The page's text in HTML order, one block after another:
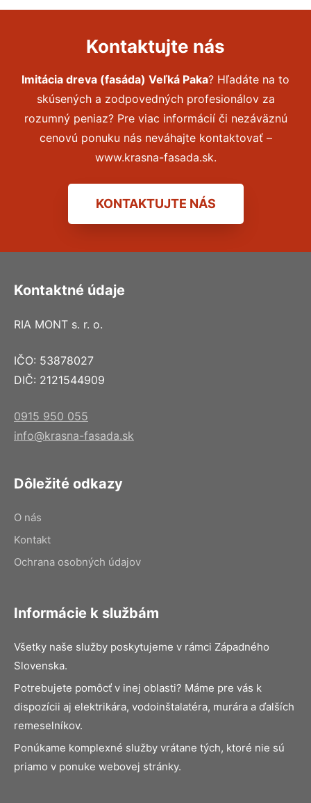
Kontaktujte nás
Imitácia dreva (fasáda) Veľká Paka? Hľadáte na to
skúsených a zodpovedných profesionálov za
rozumný peniaz? Pre viac informácií či nezáväznú
cenovú ponuku nás neváhajte kontaktovať –
www.krasna-fasada.sk.
KONTAKTUJTE NÁS
Kontaktné údaje
RIA MONT s. r. o.
IČO: 53878027
DIČ: 2121544909
0915 950 055
info@krasna-fasada.sk
Dôležité odkazy
O nás
Kontakt
Ochrana osobných údajov
Informácie k službám
Všetky naše služby poskytujeme v rámci Západného
Slovenska.
Potrebujete pomôcť v inej oblasti? Máme pre vás k
dispozícii aj elektrikára, vodoinštalatéra, murára a ďalších
remeselníkov.
Ponúkame komplexné služby vrátane tých, ktoré nie sú
priamo v ponuke webovej stránky.